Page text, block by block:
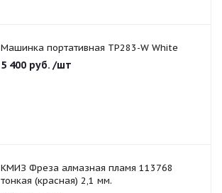
Машинка портативная TP283-W White
5 400 руб. /шт
КМИЗ Фреза алмазная пламя 113768
тонкая (красная) 2,1 мм.